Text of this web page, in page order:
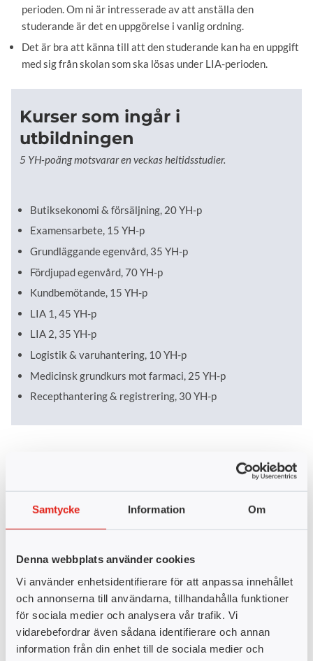
Samtycke Information Om
Denna webbplats använder cookies
Vi använder enhetsidentifierare för att anpassa innehållet
och annonserna till användarna, tillhandahålla funktioner
för sociala medier och analysera vår trafik. Vi
vidarebefordrar även sådana identifierare och annan
information från din enhet till de sociala medier och
perioden. Om ni är intresserade av att anställa den
studerande är det en uppgörelse i vanlig ordning.
Det är bra att känna till att den studerande kan ha en uppgift
med sig från skolan som ska lösas under LIA-perioden.
Kurser som ingår i
utbildningen
5 YH-poäng motsvarar en veckas heltidsstudier.
Butiksekonomi & försäljning, 20 YH-p
Examensarbete, 15 YH-p
Grundläggande egenvård, 35 YH-p
Fördjupad egenvård, 70 YH-p
Kundbemötande, 15 YH-p
LIA 1, 45 YH-p
LIA 2, 35 YH-p
Logistik & varuhantering, 10 YH-p
Medicinsk grundkurs mot farmaci, 25 YH-p
Recepthantering & registrering, 30 YH-p
utbildningen. LIA 1 är på 9 veckor och LIA 2 på 7 veckor. Målet
Information för dig som
handledare
Är du intresserad av att ta emot en studerande på LIA? Vi
anordnar information/utbildningsträffar för blivande
handledare. Välkommen att kontakta oss för tid och plats.